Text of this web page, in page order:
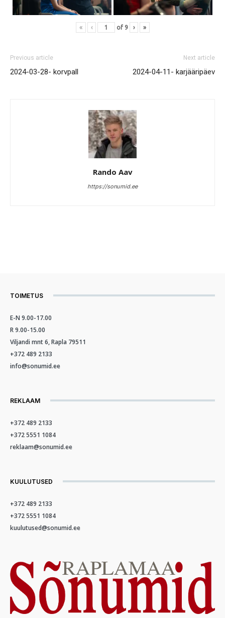
« ‹ of 9 › »
Previous article
2024-03-28- korvpall
Next article
2024-04-11- karjääripäev
Rando Aav
https://sonumid.ee
TOIMETUS
E-N 9.00-17.00
R 9.00-15.00
Viljandi mnt 6, Rapla 79511
+372 489 2133
info@sonumid.ee
REKLAAM
+372 489 2133
+372 5551 1084
reklaam@sonumid.ee
KUULUTUSED
+372 489 2133
+372 5551 1084
kuulutused@sonumid.ee